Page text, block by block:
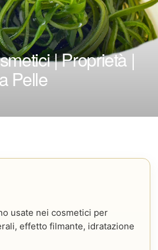
| Proprietà |
Pelle
usate nei cosmetici per
effetto filmante, idratazione